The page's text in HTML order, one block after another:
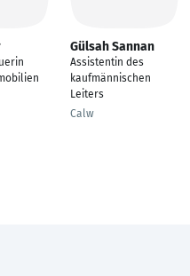
Gülsah Sannan
Assistentin des
kaufmännischen
Leiters
Calw